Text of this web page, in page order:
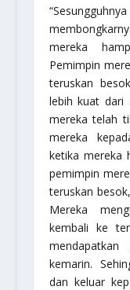
mereka
Pemimpin
teruskan
lebih kuat dari
mereka telah
mereka
ketika mereka
pemimpin
teruskan
Mereka
kembali ke
kemarin.
dan keluar